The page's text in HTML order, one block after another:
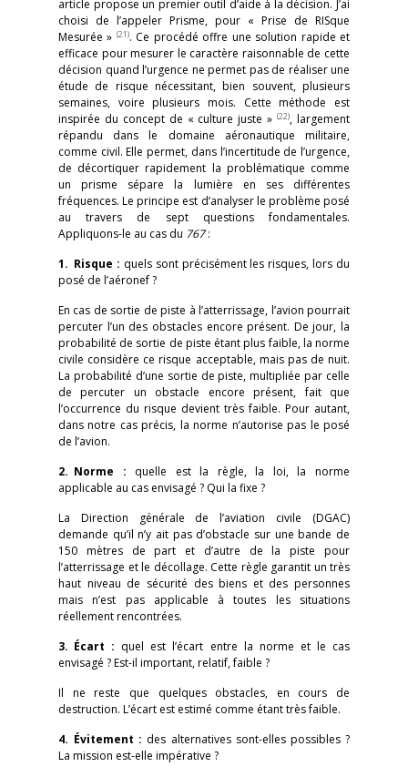
article propose un premier outil d’aide à la décision. J’ai
choisi de l’appeler Prisme, pour « Prise de RISque
Mesurée » (21). Ce procédé offre une solution rapide et
efficace pour mesurer le caractère raisonnable de cette
décision quand l’urgence ne permet pas de réaliser une
étude de risque nécessitant, bien souvent, plusieurs
semaines, voire plusieurs mois. Cette méthode est
inspirée du concept de « culture juste »(22), largement
répandu dans le domaine aéronautique militaire,
comme civil. Elle permet, dans l’incertitude de l’urgence,
de décortiquer rapidement la problématique comme
un prisme sépare la lumière en ses différentes
fréquences. Le principe est d’analyser le problème posé
au travers de sept questions fondamentales.
Appliquons-le au cas du 767:
1. Risque : quels sont précisément les risques, lors du
posé de l’aéronef ?
En cas de sortie de piste à l’atterrissage, l’avion pourrait
percuter l’un des obstacles encore présent. De jour, la
probabilité de sortie de piste étant plus faible, la norme
civile considère ce risque acceptable, mais pas de nuit.
La probabilité d’une sortie de piste, multipliée par celle
de percuter un obstacle encore présent, fait que
l’occurrence du risque devient très faible. Pour autant,
dans notre cas précis, la norme n’autorise pas le posé
de l’avion.
2. Norme : quelle est la règle, la loi, la norme
applicable au cas envisagé ? Qui la fixe ?
La Direction générale de l’aviation civile (DGAC)
demande qu’il n’y ait pas d’obstacle sur une bande de
150 mètres de part et d’autre de la piste pour
l’atterrissage et le décollage. Cette règle garantit un très
haut niveau de sécurité des biens et des personnes
mais n’est pas applicable à toutes les situations
réellement rencontrées.
3. Écart : quel est l’écart entre la norme et le cas
envisagé ? Est-il important, relatif, faible ?
Il ne reste que quelques obstacles, en cours de
destruction. L’écart est estimé comme étant très faible.
4. Évitement : des alternatives sont-elles possibles ?
La mission est-elle impérative ?